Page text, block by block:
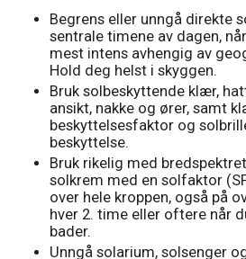
Begrens eller unngå direkte
sentrale timene av dagen,
mest intens avhengig av
Hold deg helst i skyggen.
Bruk solbeskyttende klær,
ansikt, nakke og ører, samt
beskyttelsesfaktor og
beskyttelse.
Bruk rikelig med
solkrem med en solfaktor
over hele kroppen, også på
hver 2. time eller oftere når
bader.
Unngå solarium, solsenger